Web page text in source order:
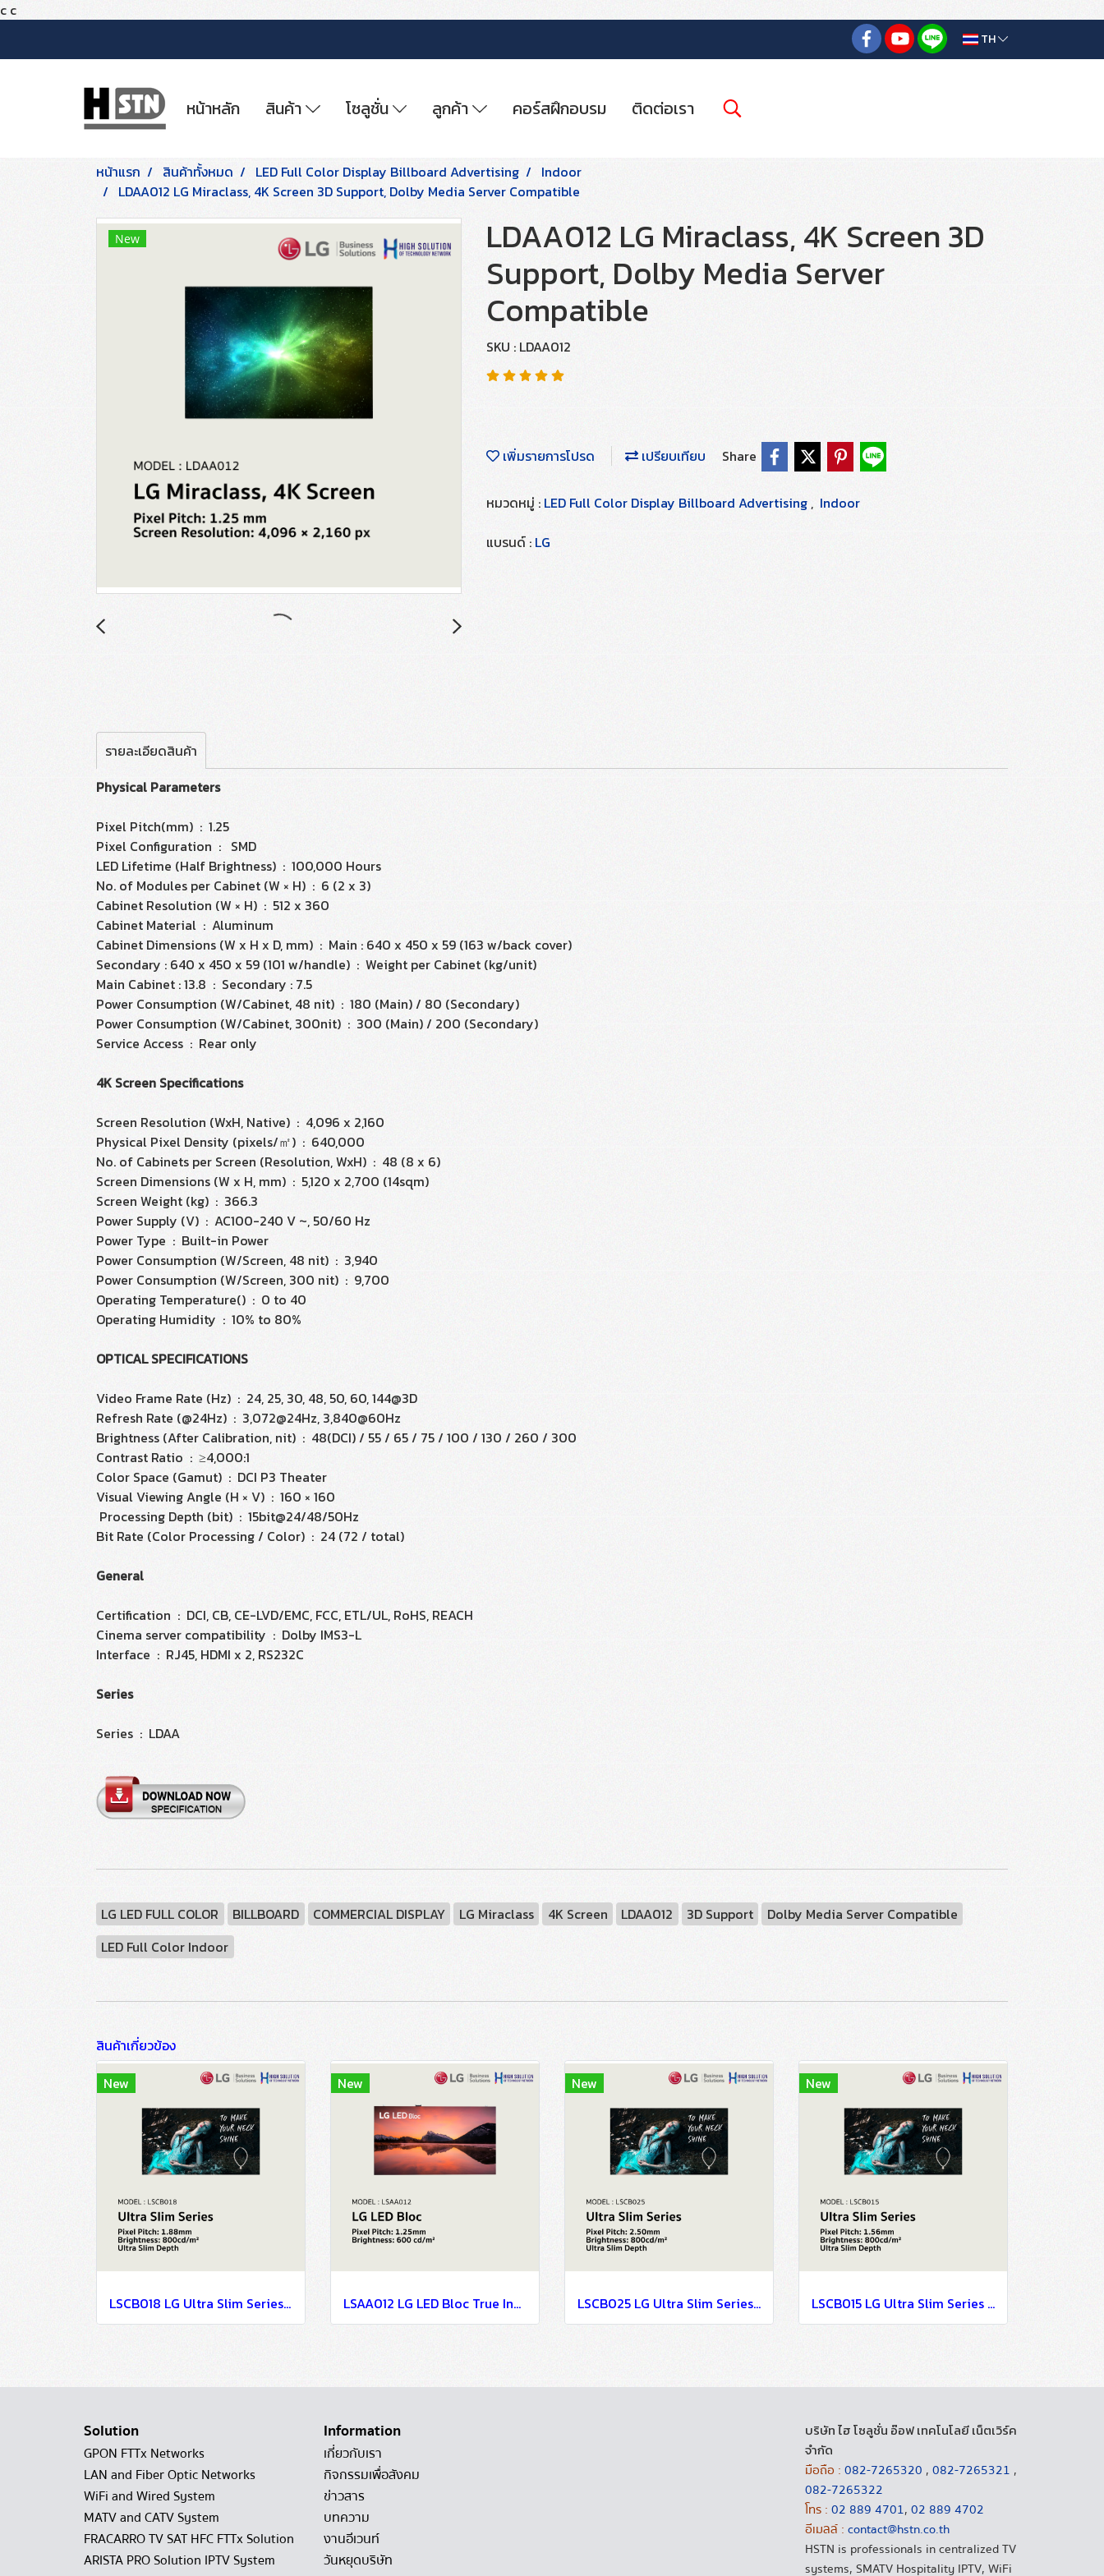
c c
TH
หน้าหลัก สินค้า โซลูชั่น ลูกค้า คอร์สฝึกอบรม ติดต่อเรา
หน้าแรก สินค้าทั้งหมด LED Full Color Display Billboard Advertising
Indoor
LDAA012 LG Miraclass, 4K Screen 3D Support, Dolby Media Server Compatible
New LDAA012 LG Miraclass, 4K Screen 3D
Support, Dolby Media Server
Compatible
SKU : LDAA012
เพิ่มรายการโปรด เปรียบเทียบ Share
หมวดหมู่ : LED Full Color Display Billboard Advertising , Indoor
แบรนด์ : LG
รายละเอียดสินค้า
Physical Parameters
Pixel Pitch(mm) : 1.25
Pixel Configuration : SMD
LED Lifetime (Half Brightness) : 100,000 Hours
No. of Modules per Cabinet (W × H) : 6 (2 x 3)
Cabinet Resolution (W × H) : 512 x 360
Cabinet Material : Aluminum
Cabinet Dimensions (W x H x D, mm) : Main : 640 x 450 x 59 (163 w/back cover)
Secondary : 640 x 450 x 59 (101 w/handle) : Weight per Cabinet (kg/unit)
Main Cabinet : 13.8 : Secondary : 7.5
Power Consumption (W/Cabinet, 48 nit) : 180 (Main) / 80 (Secondary)
Power Consumption (W/Cabinet, 300nit) : 300 (Main) / 200 (Secondary)
Service Access : Rear only
4K Screen Specifications
Screen Resolution (WxH, Native) : 4,096 x 2,160
Physical Pixel Density (pixels/㎡) : 640,000
No. of Cabinets per Screen (Resolution, WxH) : 48 (8 x 6)
Screen Dimensions (W x H, mm) : 5,120 x 2,700 (14sqm)
Screen Weight (kg) : 366.3
Power Supply (V) : AC100-240 V ~, 50/60 Hz
Power Type : Built-in Power
Power Consumption (W/Screen, 48 nit) : 3,940
Power Consumption (W/Screen, 300 nit) : 9,700
Operating Temperature() : 0 to 40
Operating Humidity : 10% to 80%
OPTICAL SPECIFICATIONS
Video Frame Rate (Hz) : 24, 25, 30, 48, 50, 60, 144@3D
Refresh Rate (@24Hz) : 3,072@24Hz, 3,840@60Hz
Brightness (After Calibration, nit) : 48(DCI) / 55 / 65 / 75 / 100 / 130 / 260 / 300
Contrast Ratio : ≥4,000:1
Color Space (Gamut) : DCI P3 Theater
Visual Viewing Angle (H × V) : 160 × 160
Processing Depth (bit) : 15bit@24/48/50Hz
Bit Rate (Color Processing / Color) : 24 (72 / total)
General
Certification : DCI, CB, CE-LVD/EMC, FCC, ETL/UL, RoHS, REACH
Cinema server compatibility : Dolby IMS3-L
Interface : RJ45, HDMI x 2, RS232C
Series
Series : LDAA
LG LED FULL COLOR BILLBOARD COMMERCIAL DISPLAY LG Miraclass 4K Screen LDAA012 3D Support
Dolby Media Server Compatible
LED Full Color Indoor
สินค้าเกี่ยวข้อง
New
LSCB018 LG Ultra Slim Series EMC Class B Certified & Fire Resistant Design P1.88
New
LSAA012 LG LED Bloc True Innovation Behind Simplicity P1.25
New
LSCB025 LG Ultra Slim Series EMC Class B Certified & Fire Resistant Design P2.5
New
LSCB015 LG Ultra Slim Series EMC Class B Certified & Fire Resistant Design P1.56
Solution
GPON FTTx Networks
LAN and Fiber Optic Networks
WiFi and Wired System
MATV and CATV System
FRACARRO TV SAT HFC FTTx Solution
ARISTA PRO Solution IPTV System
Information
เกี่ยวกับเรา
กิจกรรมเพื่อสังคม
ข่าวสาร
บทความ
งานอีเวนท์
วันหยุดบริษัท
บริษัท ไฮ โซลูชั่น อ๊อฟ เทคโนโลยี เน็ตเวิร์ค
จำกัด
มือถือ : 082-7265320 , 082-7265321 ,
082-7265322
โทร : 02 889 4701, 02 889 4702
อีเมลล์ : contact@hstn.co.th
HSTN is professionals in centralized TV
systems, SMATV Hospitality IPTV, WiFi